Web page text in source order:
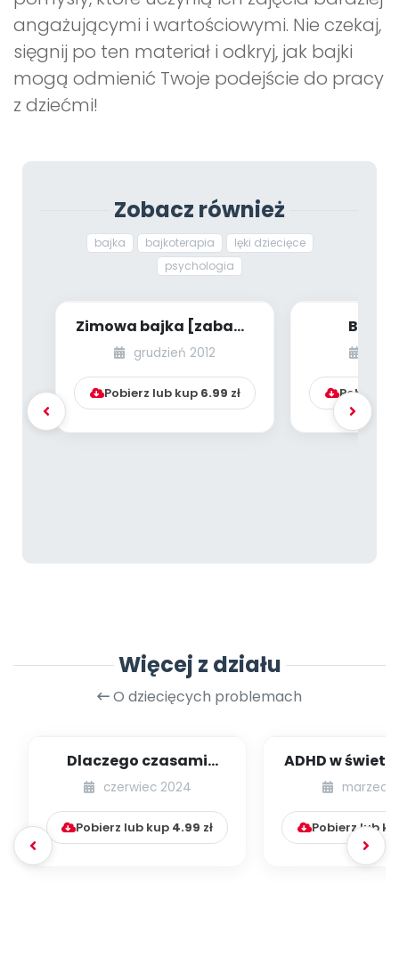
angażującymi i wartościowymi. Nie czekaj,
sięgnij po ten materiał i odkryj, jak bajki
mogą odmienić Twoje podejście do pracy
z dziećmi!
Zobacz również
bajka bajkoterapia
lęki dziecięce
psychologia
Zimowa bajka [zabawy
relaksacyjne]
grudzień 2012
Pobierz lub kup 6.99 zł
Bajka
Pobierz
Więcej z działu
O dziecięcych problemach
Dlaczego czasami
boimy się nowych
rzeczy? Psychologia l...
czerwiec 2024
Pobierz lub kup 4.99 zł
ADHD w
badań –
przyczyny,
marzec
Pobierz lub